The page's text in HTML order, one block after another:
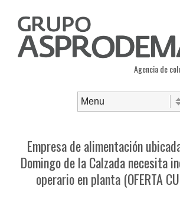
Agencia de
Empresa de alimentación
Domingo de la Calzada necesita
operario en planta (OFERTA